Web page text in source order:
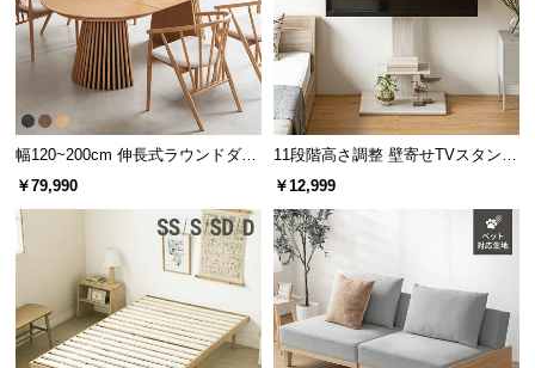
幅120~200cm 伸長式ラウンドダイ
ニングテーブル 6人掛け 天然木突
板 美しい格子デザイン
￥79,990
11段階高さ調整 壁寄せTVスタンド
キャスター付き 上下左右角度調節
￥12,999